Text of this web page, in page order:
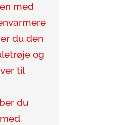
med
du den
og
til
du